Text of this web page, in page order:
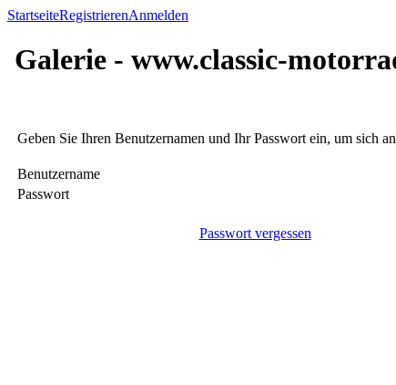
StartseiteRegistrierenAnmelden
Galerie - www.classic-
Geben Sie Ihren Benutzernamen und Ihr Passwort ein, um sich
Benutzername
Passwort
Passwort vergessen